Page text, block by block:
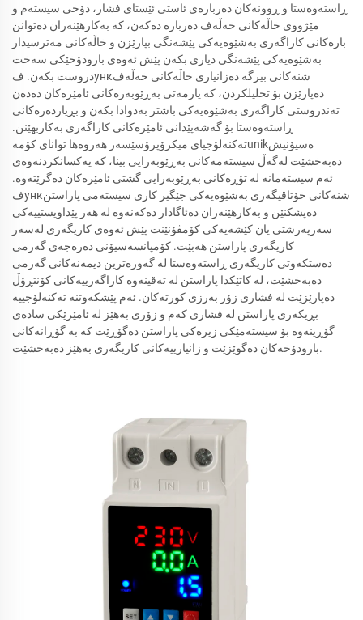
ڕاستەوەستا و ڕوونەکان دەربارەی ئاستی ئێستای فشار، دۆخی سیستەم و
مێژووی خاڵەکانی خەڵەف دەربارە دەکەن، کە بەکارهێنەران دەتوانن
بارەکانی کاراگەری بەشێوەیەکی پێشەنگی بپارێزن و خاڵەکانی مەترسیدار
بەشێوەیەکی پێشەنگی دیاری بکەن پێش ئەوەی بارودۆخێکی سەخت
دروست بکەن. فункشنەکانی بیرگە دەزانیاری خاڵەکانی خەڵەف
دەپارێزن بۆ تحلیلکردن، کە یارمەتی بەڕێوبەرەکانی ئامێرەکان دەدەن
تەندروستی کاراگەری بەشێوەیەکی باشتر بەدوادا بکەن و بڕیاردەرەکانی
ڕاستەوەستا بۆ گەشەپێدانی ئامێرەکانی کاراگەری بەکاربهێنن.
تەکنەلۆجیای میکرۆپرۆسێسەر هەروەها توانای کۆمەunikەسیۆنیش
دەبەخشێت لەگەڵ سیستەمەکانی بەڕێوبەرایی بینا، کە یەکسانکردنەوەی
ئەم سیستەمانە لە تۆڕەکانی بەڕێوبەرایی گشتی ئامێرەکان دەگرێتەوە.
فункشنەکانی خۆتاقیگەری بەشێوەیەکی جێگیر کاری سیستەمی پاراستن
دەپشکنێن و بەکارهێنەران دەئاگادار دەکەنەوە لە هەر پێداویستییەکی
سەرپەرشتی یان کێشەیەکی کۆمڤۆنێنت پێش ئەوەی کاریگەری لەسەر
کاریگەری پاراستن هەبێت. کۆمپانسەسیۆنی دەرەجەی گەرمی
دەستکەوتی کاریگەری ڕاستەوەستا لە گەورەترین دیمەنەکانی گەرمی
دەبەخشێت، لە کاتێکدا پاراستن لە تەقینەوە کاراگەرییەکانی کۆنتڕۆڵ
دەپارێزێت لە فشاری زۆر بەرزی کورتەکان. ئەم پێشکەوتنە تەکنەلۆجییە
بڕیکەری پاراستن لە فشاری کەم و زۆری بەهێز لە ئامێرێکی سادەی
گۆڕینەوە بۆ سیستەمێکی زیرەکی پاراستن دەگۆڕێت کە بە گۆڕانەکانی
بارودۆخەکان دەگوێزێت و زانیارییەکانی کاریگەری بەهێز دەبەخشێت.